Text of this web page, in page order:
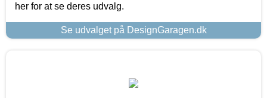
her for at se deres udvalg.
Se udvalget på DesignGaragen.dk